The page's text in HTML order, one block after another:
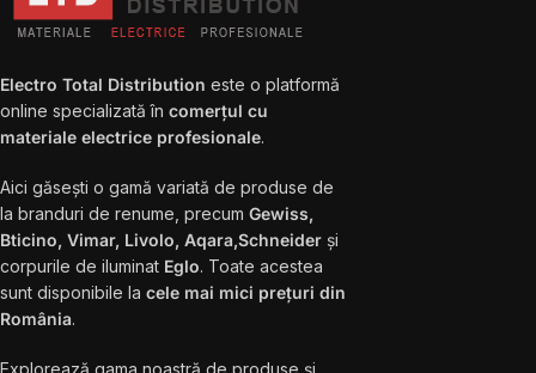
Electro Total Distribution este o platformă
online specializată în comerțul cu
materiale electrice profesionale.
Aici găsești o gamă variată de produse de
la branduri de renume, precum Gewiss,
Bticino, Vimar, Livolo, Aqara,Schneider și
corpurile de iluminat Eglo. Toate acestea
sunt disponibile la cele mai mici prețuri din
România.
Explorează gama noastră de produse și